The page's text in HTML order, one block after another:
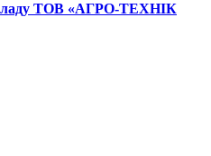
ТОВ «АГРО-ТЕХНІК